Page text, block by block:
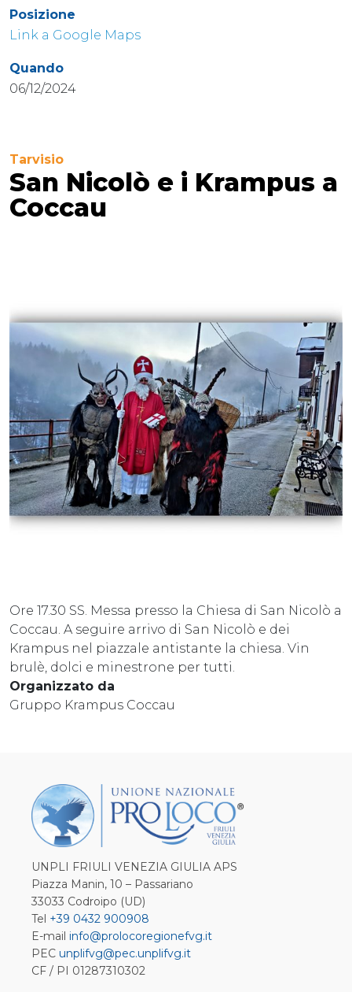
Posizione
Link a Google Maps
Quando
06/12/2024
Tarvisio
San Nicolò e i Krampus a
Coccau
Ore 17.30 SS. Messa presso la Chiesa di San Nicolò a
Coccau. A seguire arrivo di San Nicolò e dei
Krampus nel piazzale antistante la chiesa. Vin
brulè, dolci e minestrone per tutti.
Organizzato da
Gruppo Krampus Coccau
UNPLI FRIULI VENEZIA GIULIA APS
Piazza Manin, 10 – Passariano
33033 Codroipo (UD)
Tel +39 0432 900908
E-mail info@prolocoregionefvg.it
PEC unplifvg@pec.unplifvg.it
CF / PI 01287310302